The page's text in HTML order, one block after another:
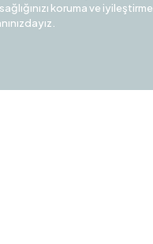
koruma ve iyileştirme